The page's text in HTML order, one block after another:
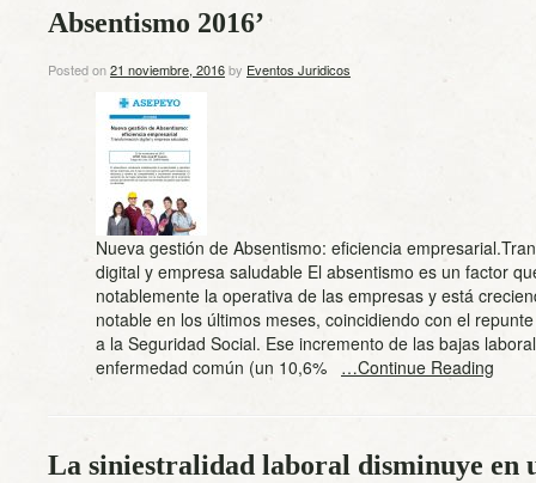
Absentismo 2016’
Posted on21 noviembre, 2016by Eventos Juridicos
Nueva gestión de Absentismo: eficiencia
digital y empresa saludable El absentismo es un factor
notablemente la operativa de las empresas y está
notable en los últimos meses, coincidiendo con el
a la Seguridad Social. Ese incremento de las bajas
enfermedad común (un 10,6% …Continue Reading
La siniestralidad laboral disminuye en